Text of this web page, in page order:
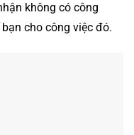
không có công
cho công việc đó.